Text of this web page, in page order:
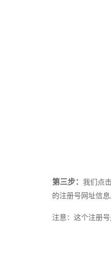
第三步： 我们点
的注册号网址信息
注意： 这个注册